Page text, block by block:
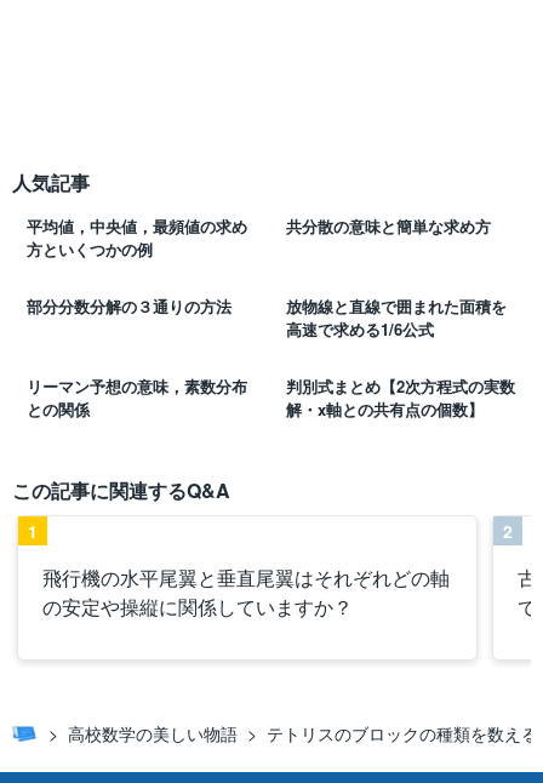
人気記事
平均値，中央値，最頻値の求め
方といくつかの例
共分散の意味と簡単な求め方
部分分数分解の３通りの方法
放物線と直線で囲まれた面積を
高速で求める1/6公式
リーマン予想の意味，素数分布
との関係
判別式まとめ【2次方程式の実数
解・x軸との共有点の個数】
この記事に関連するQ&A
飛行機の水平尾翼と垂直尾翼はそれぞれどの軸
の安定や操縦に関係していますか？
1
古
で
2
高校数学の美しい物語 テトリスのブロックの種類を数える